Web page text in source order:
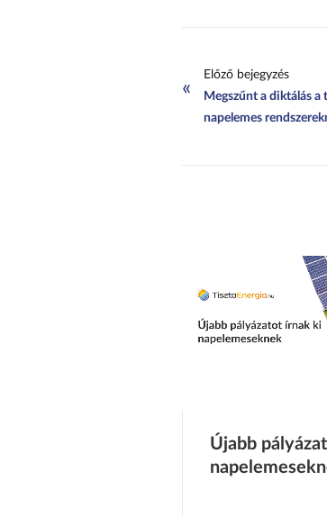
«
Előző bejegyzés
Megszűnt a diktálás a
napelemes
Újabb